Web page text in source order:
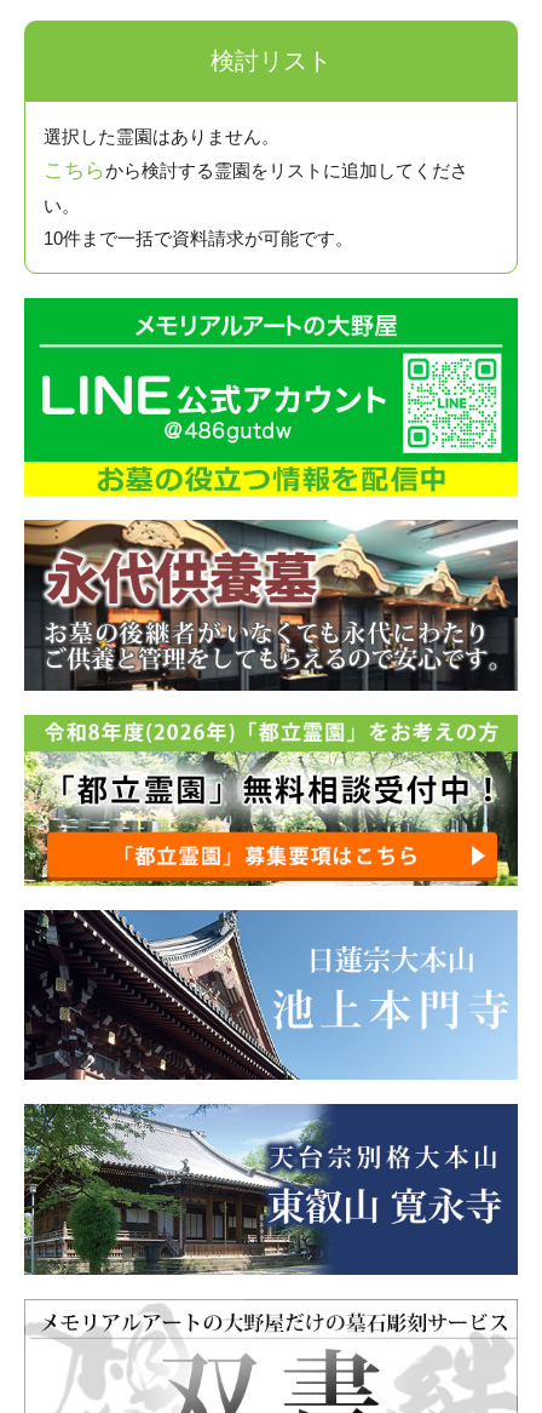
検討リスト
選択した霊園はありません。
こちらから検討する霊園をリストに追加してくださ
い。
10件まで一括で資料請求が可能です。